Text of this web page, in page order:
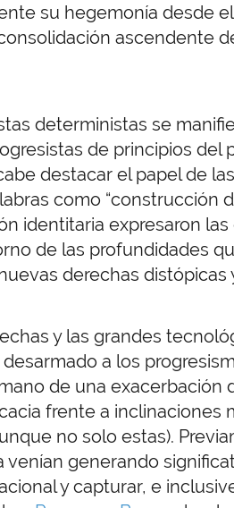
su hegemonía desde el
ascendente
deterministas se
de principios del
destacar el papel de
como “construcción
identitaria expresaron
de las profundidades
derechas distópicas
y las grandes
a los
de una exacerbación
frente a inclinaciones
no solo estas).
generando
y capturar, e